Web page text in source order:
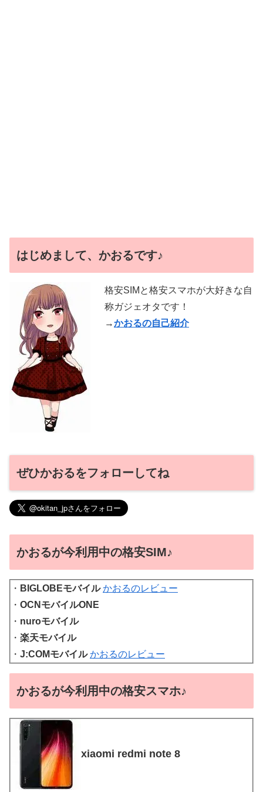
はじめまして、かおるです♪
格安SIMと格安スマホが大好きな自
称ガジェオタです！
→かおるの自己紹介
ぜひかおるをフォローしてね
かおるが今利用中の格安SIM♪
・ BIGLOBEモバイル かおるのレビュー
・ OCNモバイルONE
・ nuroモバイル
・ 楽天モバイル
・ J:COMモバイル かおるのレビュー
かおるが今利用中の格安スマホ♪
xiaomi redmi note 8